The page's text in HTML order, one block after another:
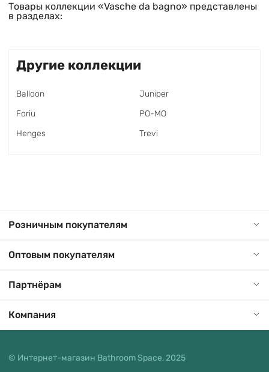
Товары коллекции «Vasche da bagno» представлены
в разделах:
Другие коллекции
Balloon
Foriu
Henges
Juniper
PO-MO
Trevi
Розничным покупателям
Оптовым покупателям
Партнёрам
Компания
© Интернет-магазин Bathroom Space, 2025